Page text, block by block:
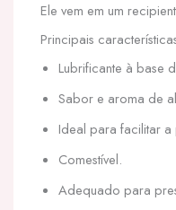
Ele vem em um
Principais
Lubrificante à base
Sabor e aroma de
Ideal para facilitar a
Comestível.
Adequado para